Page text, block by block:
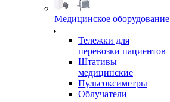
Медицинское оборудование
Тележки для
перевозки пациентов
Штативы
медицинские
Пульсоксиметры
Облучатели